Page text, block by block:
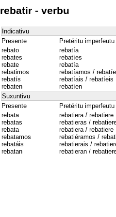
rebatir - verbu
Indicativu
Presente
Pretéritu imperfeutu
rebato
rebates
rebate
rebatimos
rebatís
rebaten
rebatía
rebatíes
rebatía
rebatíamos /
rebatíais / rebatíeis
rebatíen
Suxuntivu
Presente
Pretéritu imperfeutu
rebata
rebatas
rebata
rebatamos
rebatáis
rebatan
rebatiera / rebatiere
rebatieras /
rebatiera / rebatiere
rebatiéramos /
rebatierais /
rebatieran /